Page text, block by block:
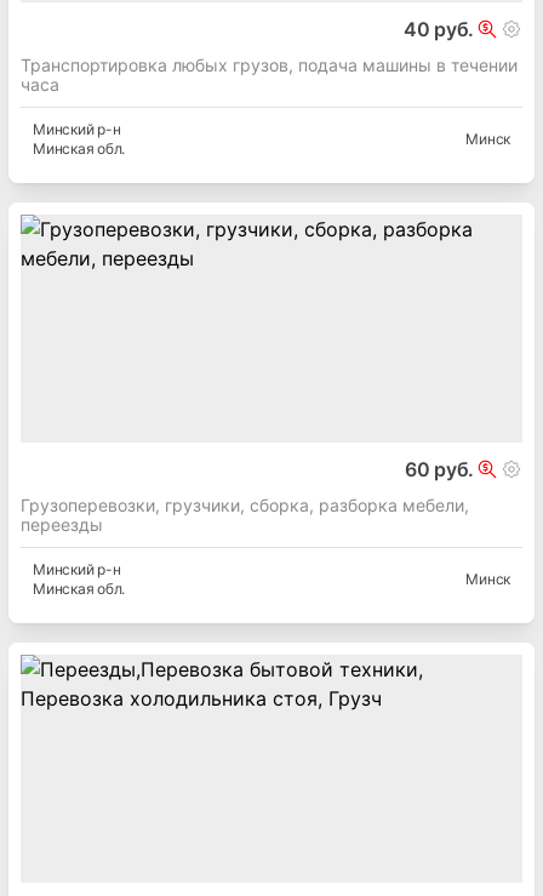
40 руб.
Транспортировка любых грузов, подача машины в течении
часа
Минскийр-н
Минская обл.
Минск
60 руб.
Грузоперевозки, грузчики, сборка, разборка мебели,
переезды
Минскийр-н
Минская обл.
Минск